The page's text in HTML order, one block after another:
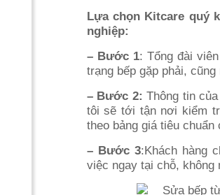
Lựa chọn Kitcare quý
nghiệp:
– Bước 1: Tổng đài
trạng bếp gặp phải,
– Bước 2: Thông tin
tôi sẽ tới tận nơi kiểm
theo bảng giá tiêu
– Bước 3:Khách hàng
việc ngay tại chỗ, không